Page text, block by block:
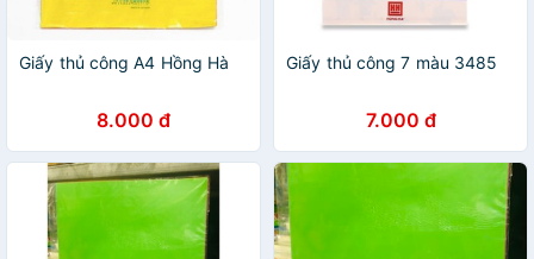
Giấy thủ công A4 Hồng Hà
8.000 đ
Giấy thủ công 7 màu 3485
7.000 đ